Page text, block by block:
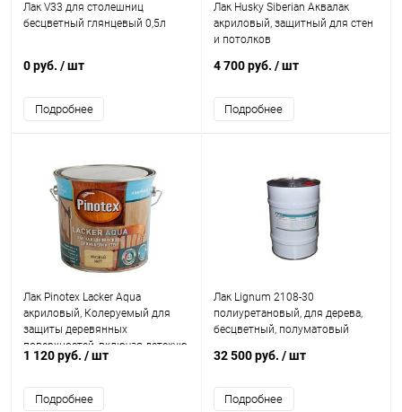
Лак V33 для столешниц
бесцветный глянцевый 0,5л
0 руб. / шт
Подробнее
Лак Husky Siberian Аквалак
акриловый, защитный для стен
и потолков
4 700 руб. / шт
Подробнее
Лак Pinotex Lacker Aqua
акриловый, Колеруемый для
защиты деревянных
поверхностей, включая детскую
мебель и игрушки
1 120 руб. / шт
Подробнее
Лак Lignum 2108-30
полиуретановый, для дерева,
бесцветный, полуматовый
32 500 руб. / шт
Подробнее